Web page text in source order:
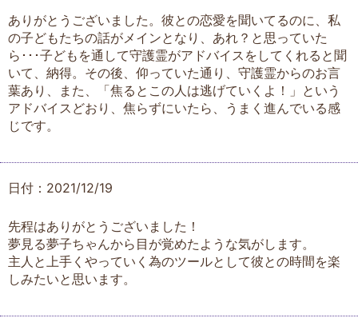
ありがとうございました。彼との恋愛を聞いてるのに、私
の子どもたちの話がメインとなり、あれ？と思っていた
ら･･･子どもを通して守護霊がアドバイスをしてくれると聞
いて、納得。その後、仰っていた通り、守護霊からのお言
葉あり、また、「焦るとこの人は逃げていくよ！」という
アドバイスどおり、焦らずにいたら、うまく進んでいる感
じです。
日付：2021/12/19
先程はありがとうございました！
夢見る夢子ちゃんから目が覚めたような気がします。
主人と上手くやっていく為のツールとして彼との時間を楽
しみたいと思います。